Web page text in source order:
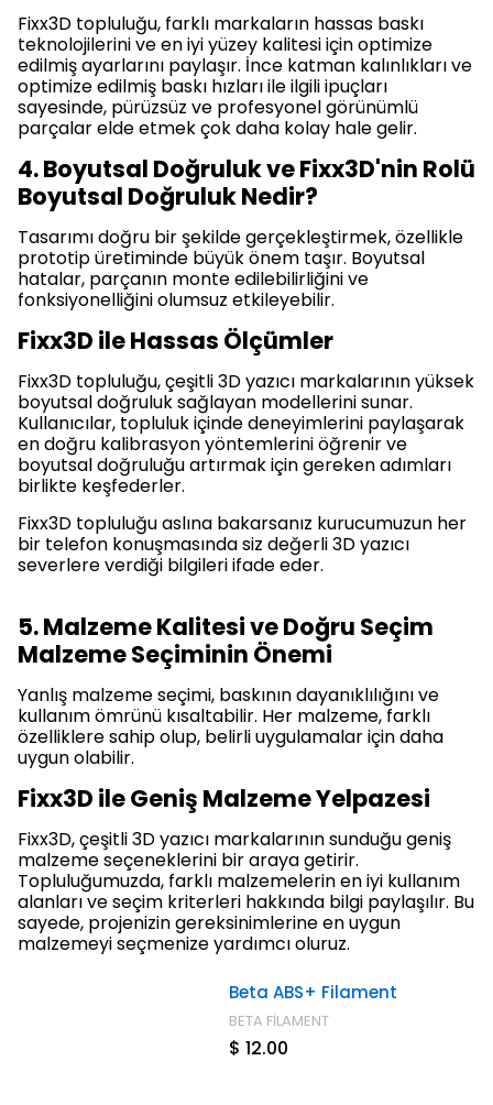
Fixx3D topluluğu, farklı markaların hassas baskı
teknolojilerini ve en iyi yüzey kalitesi için optimize
edilmiş ayarlarını paylaşır. İnce katman kalınlıkları ve
optimize edilmiş baskı hızları ile ilgili ipuçları
sayesinde, pürüzsüz ve profesyonel görünümlü
parçalar elde etmek çok daha kolay hale gelir.
4. Boyutsal Doğruluk ve Fixx3D'nin Rolü
Boyutsal Doğruluk Nedir?
Tasarımı doğru bir şekilde gerçekleştirmek, özellikle
prototip üretiminde büyük önem taşır. Boyutsal
hatalar, parçanın monte edilebilirliğini ve
fonksiyonelliğini olumsuz etkileyebilir.
Fixx3D ile Hassas Ölçümler
Fixx3D topluluğu, çeşitli 3D yazıcı markalarının yüksek
boyutsal doğruluk sağlayan modellerini sunar.
Kullanıcılar, topluluk içinde deneyimlerini paylaşarak
en doğru kalibrasyon yöntemlerini öğrenir ve
boyutsal doğruluğu artırmak için gereken adımları
birlikte keşfederler.
Fixx3D topluluğu aslına bakarsanız kurucumuzun her
bir telefon konuşmasında siz değerli 3D yazıcı
severlere verdiği bilgileri ifade eder.
5. Malzeme Kalitesi ve Doğru Seçim
Malzeme Seçiminin Önemi
Yanlış malzeme seçimi, baskının dayanıklılığını ve
kullanım ömrünü kısaltabilir. Her malzeme, farklı
özelliklere sahip olup, belirli uygulamalar için daha
uygun olabilir.
Fixx3D ile Geniş Malzeme Yelpazesi
Fixx3D, çeşitli 3D yazıcı markalarının sunduğu geniş
malzeme seçeneklerini bir araya getirir.
Topluluğumuzda, farklı malzemelerin en iyi kullanım
alanları ve seçim kriterleri hakkında bilgi paylaşılır. Bu
sayede, projenizin gereksinimlerine en uygun
malzemeyi seçmenize yardımcı oluruz.
Beta ABS+ Filament
BETA FİLAMENT
$ 12.00